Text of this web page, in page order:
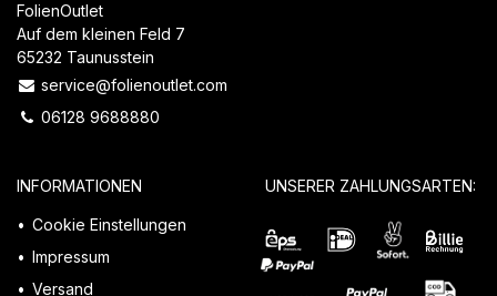
FolienOutlet
Auf dem kleinen Feld 7
65232 Taunusstein
service@folienoutlet.com
06128 9688880
INFORMATIONEN
Cookie Einstellungen
Impressum
Versand
UNSERER ZAHLUNGSARTEN: